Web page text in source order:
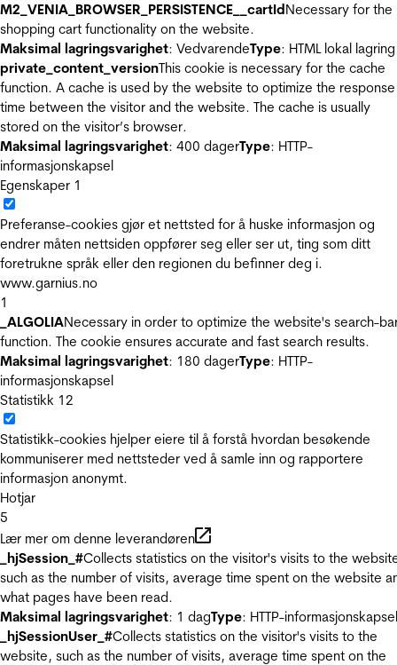
M2_VENIA_BROWSER_PERSISTENCE__cartIdNecessary for the
shopping cart functionality on the website.
Maksimal lagringsvarighet: VedvarendeType: HTML lokal lagring
private_content_versionThis cookie is necessary for the cache
function. A cache is used by the website to optimize the response
time between the visitor and the website. The cache is usually
stored on the visitor’s browser.
Maksimal lagringsvarighet: 400 dagerType: HTTP-
informasjonskapsel
Egenskaper 1
Preferanse-cookies gjør et nettsted for å huske informasjon og
endrer måten nettsiden oppfører seg eller ser ut, ting som ditt
foretrukne språk eller den regionen du befinner deg i.
www.garnius.no
1
_ALGOLIANecessary in order to optimize the website's search-
function. The cookie ensures accurate and fast search results.
Maksimal lagringsvarighet: 180 dagerType: HTTP-
informasjonskapsel
Statistikk 12
Statistikk-cookies hjelper eiere til å forstå hvordan besøkende
kommuniserer med nettsteder ved å samle inn og rapportere
informasjon anonymt.
Hotjar
5
Lær mer om denne leverandøren
_hjSession_#Collects statistics on the visitor's visits to the
such as the number of visits, average time spent on the website
what pages have been read.
Maksimal lagringsvarighet: 1 dagType: HTTP-informasjonskapsel
_hjSessionUser_#Collects statistics on the visitor's visits to the
website, such as the number of visits, average time spent on the